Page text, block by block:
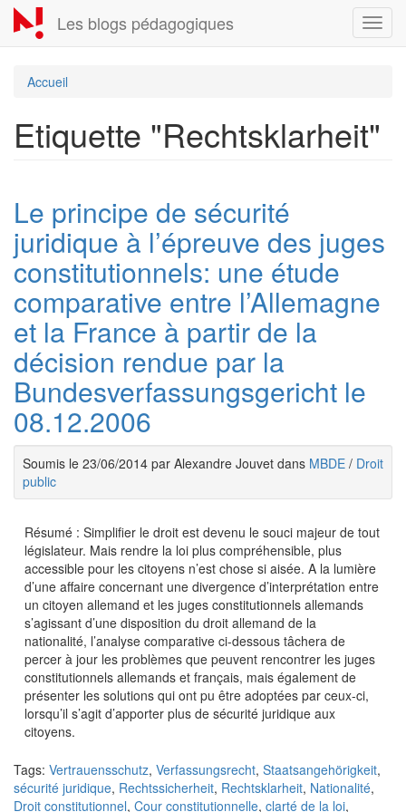
Aller
au
contenu
Les blogs pédagogiques
Accueil
Etiquette "Rechtsklarheit"
Le principe de sécurité
juridique à l’épreuve des juges
constitutionnels: une étude
comparative entre l’Allemagne
et la France à partir de la
décision rendue par la
Bundesverfassungsgericht le
08.12.2006
Soumis le 23/06/2014 par Alexandre Jouvet dans MBDE / Droit
public
Résumé : Simplifier le droit est devenu le souci majeur de tout
législateur. Mais rendre la loi plus compréhensible, plus
accessible pour les citoyens n’est chose si aisée. A la lumière
d’une affaire concernant une divergence d’interprétation entre
un citoyen allemand et les juges constitutionnels allemands
s’agissant d’une disposition du droit allemand de la
nationalité, l’analyse comparative ci-dessous tâchera de
percer à jour les problèmes que peuvent rencontrer les juges
constitutionnels allemands et français, mais également de
présenter les solutions qui ont pu être adoptées par ceux-ci,
lorsqu’il s’agit d’apporter plus de sécurité juridique aux
citoyens.
Tags: Vertrauensschutz, Verfassungsrecht, Staatsangehörigkeit,
sécurité juridique, Rechtssicherheit, Rechtsklarheit, Nationalité,
Droit constitutionnel, Cour constitutionnelle, clarté de la loi,